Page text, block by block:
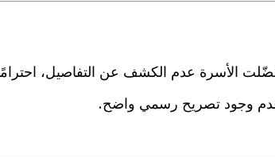
الأسرة عدم الكشف عن التفاصيل،
عدم وجود تصريح رسمي واضح.